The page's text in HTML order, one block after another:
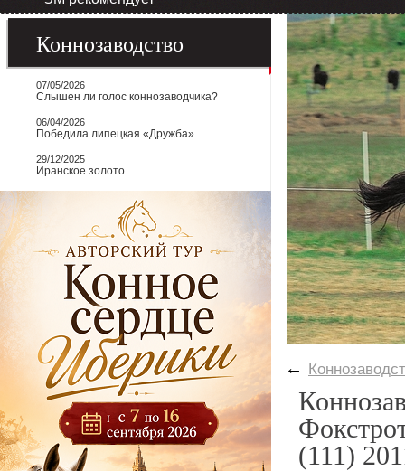
Коннозаводство
07/05/2026
Слышен ли голос коннозаводчика?
06/04/2026
Победила липецкая «Дружба»
29/12/2025
Иранское золото
←
(111)